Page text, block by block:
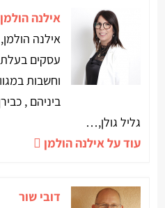
אילנה הולמן
אילנה
עסקים בעלת
וחשבות
ביניהם ,
גליל גולן,…
עוד על אילנה הולמן
דובי שור